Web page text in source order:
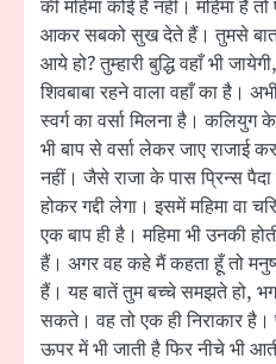
की महिमा कोई है नहीं। महिमा है
आकर सबको सुख देते हैं। तुमसे
आये हो? तुम्हारी बुद्धि वहाँ भी
शिवबाबा रहने वाला वहाँ का है।
स्वर्ग का वर्सा मिलना है।
भी बाप से वर्सा लेकर जाए राजाई
नहीं। जैसे राजा के पास प्रिन्स
होकर गद्दी लेगा। इसमें महिमा वा
एक बाप ही है। महिमा भी उनकी
हैं। अगर वह कहे मैं कहता हूँ तो
हैं। यह बातें तुम बच्चे समझते हो,
सकते। वह तो एक ही निराकार है।
ऊपर में भी जाती है फिर नीचे भी